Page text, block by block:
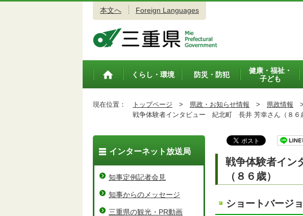
本文へ Foreign Languages
トップペ
くらし・環境 防災・防犯
健康・福祉・
子ども
現在位置： トップページ > 県政・お知らせ情報 > 県政情報 >
戦争体験者インタビュー 紀北町 長井 芳幸さん（８６
戦争体験者イ
（８６歳）
ショートバージ
インターネット放送局
知事定例記者会見
知事からのメッセージ
三重県の観光・PR動画